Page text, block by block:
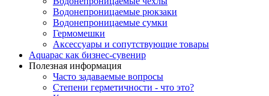
Водонепроницаемые рюкзаки
Водонепроницаемые сумки
Гермомешки
Аксессуары и сопутствующие товары
Aquapac как бизнес-сувенир
Полезная информация
Часто задаваемые вопросы
Степени герметичности - что это?